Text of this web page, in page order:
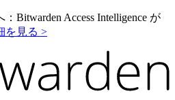
Bitwarden Access Intelligence が
を見る >